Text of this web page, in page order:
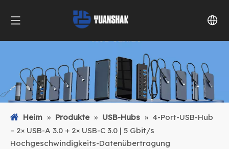
Heim » Produkte » USB-Hubs » 4-Port-USB-Hub
– 2× USB-A 3.0 + 2× USB-C 3.0 | 5 Gbit/s
Hochgeschwindigkeits-Datenübertragung